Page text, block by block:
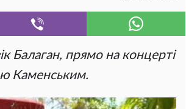
Балаган, прямо на концерті
Каменським.